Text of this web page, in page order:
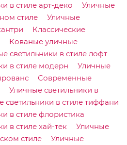
в стиле арт-деко
Уличные
стиле
Уличные
Классические
Кованые уличные
светильники в стиле лофт
в стиле модерн
Уличные
Современные
Уличные светильники в
светильники в стиле тиффани
в стиле флористика
в стиле хай-тек
Уличные
стиле
Уличные